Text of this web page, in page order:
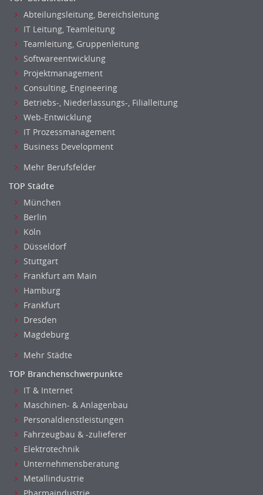
Abteilungsleitung, Bereichsleitung
IT Leitung, Teamleitung
Teamleitung, Gruppenleitung
Softwareentwicklung
Projektmanagement
Consulting, Engineering
Betriebs-, Niederlassungs-, Filialleitung
Web-Entwicklung
IT Prozessmanagement
Business Development
Mehr Berufsfelder
TOP Städte
München
Berlin
Köln
Düsseldorf
Stuttgart
Frankfurt am Main
Hamburg
Frankfurt
Dresden
Magdeburg
Mehr Städte
TOP Branchenschwerpunkte
IT & Internet
Maschinen- & Anlagenbau
Personaldienstleistungen
Fahrzeugbau & -zulieferer
Elektrotechnik
Unternehmensberatung
Metallindustrie